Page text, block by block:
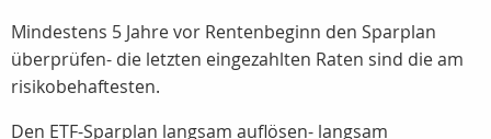
Mindestens 5 Jahre vor Rentenbeginn den Sparplan
überprüfen- die letzten eingezahlten Raten sind die am
risikobehaftesten.
Den ETF-Sparplan langsam auflösen- langsam